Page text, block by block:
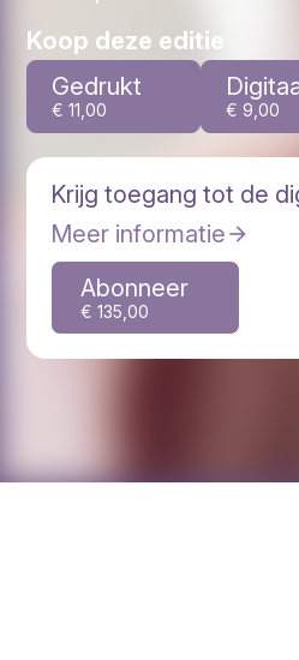
veroorzaken
Koop deze editie
€ 11,00
Gedrukt
€ 9,00
Krijg toegang tot de
Abonneer
€ 135,00
Meer informatie